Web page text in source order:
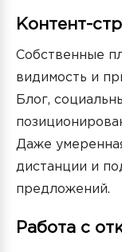
Контент-
Собственные
видимость и
Блог,
Даже
дистанции и
предложений.
Работа с